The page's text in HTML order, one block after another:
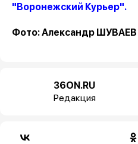
"Воронежский Курьер".
Фото: Александр ШУВАЕВ
36ON.RU
Редакция